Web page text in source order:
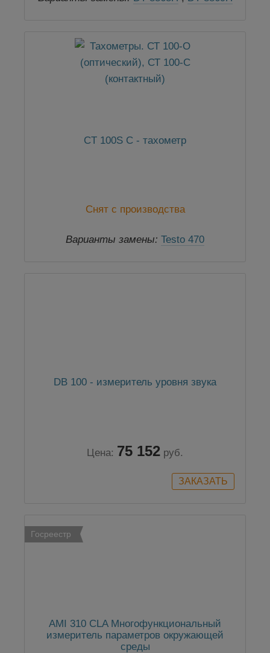
CT 100S C - тахометр
Снят с производства
Варианты замены: Testo 470
DB 100 - измеритель уровня звука
Цена: 75 152 руб.
Госреестр
AMI 310 CLA Многофункциональный
измеритель параметров окружающей
среды